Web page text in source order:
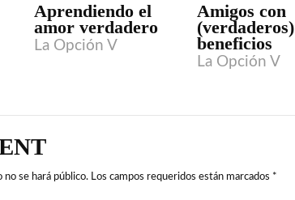
Aprendiendo el
amor verdadero
La Opción V
Amigos con
(verdaderos)
beneficios
La Opción V
no se hará público. Los campos requeridos están marcados *